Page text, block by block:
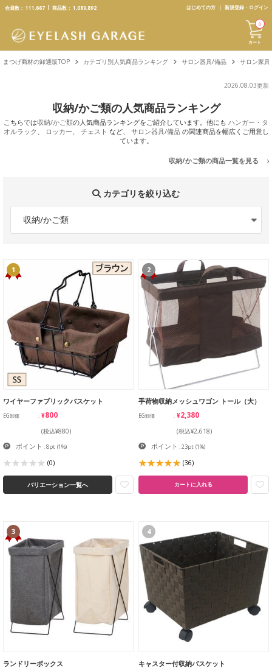
text.skipToContent
text.skipToNavigation
会員数： 111,667 商品数： 1,089,892 はじめての方 新規登録・ログイン
カート
0
まつげ商材の卸通販TOP カテゴリ別人気商品ランキング サロン器具/備品 サロン家
2026.08.03更新
収納/かご類の人気商品ランキング
こちらでは収納/かご類の人気商品ランキングをご紹介しています。他にも ハンガー・タ
オルラック 、 ロッカー、 チェスト など、 サロン器具/備品の関連商品を幅広くご用意し
ています。
収納/かご類の商品一覧を見る
カテゴリを絞り込む
収納/かご類
1
ワイヤーファブリックバスケット
EG卸価 ¥800
(税込¥880)
ポイント : 8pt (1%)
(0)
バリエーション一覧へ
2
手荷物収納メッシュワゴン トール（大）
EG卸価 ¥2,380
(税込¥2,618)
ポイント : 23pt (1%)
(36)
カートに入れる
3
ランドリーボックス
4
キャスター付収納バスケット